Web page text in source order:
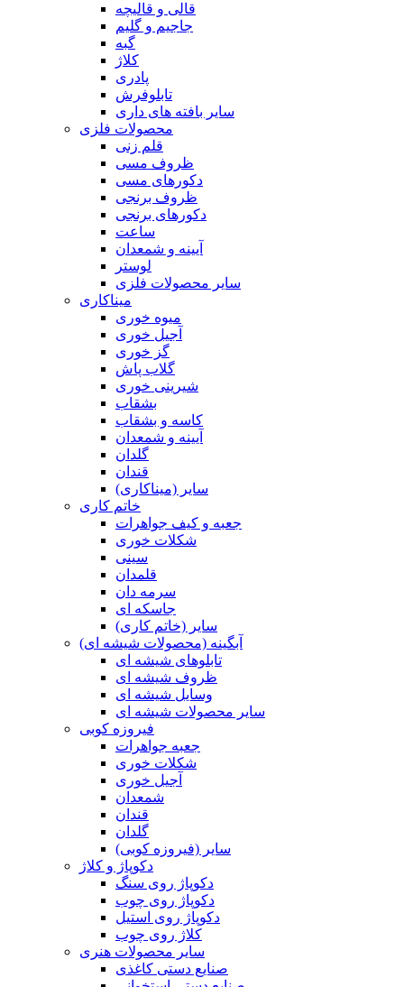
قالی و قالیچه
جاجیم و گلیم
گبه
کلاژ
پادری
تابلوفرش
سایر بافته های داری
محصولات فلزی
قلم زنی
ظروف مسی
دکورهای مسی
ظروف برنجی
دکورهای برنجی
ساعت
آیینه و شمعدان
لوستر
سایر محصولات فلزی
میناکاری
میوه خوری
آجیل خوری
گز خوری
گلاب پاش
شیرینی خوری
بشقاب
کاسه و بشقاب
آیینه و شمعدان
گلدان
قندان
سایر (میناکاری)
خاتم کاری
جعبه و کیف جواهرات
شکلات خوری
سینی
قلمدان
سرمه دان
جاسکه ای
سایر (خاتم کاری)
آبگینه (محصولات شیشه ای)
تابلوهای شیشه ای
ظروف شیشه ای
وسایل شیشه ای
سایر محصولات شیشه ای
فیروزه کوبی
جعبه جواهرات
شکلات خوری
آجیل خوری
شمعدان
قندان
گلدان
سایر (فیروزه کوبی)
دکوپاژ و کلاژ
دکوپاژ روی سنگ
دکوپاژ روی چوب
دکوپاژ روی استیل
کلاژ روی چوب
سایر محصولات هنری
صنایع دستی کاغذی